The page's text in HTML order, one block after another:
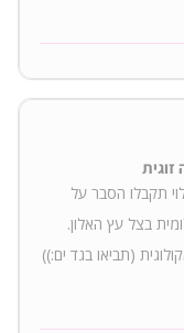
זוגית
תקבלו הסבר על
בצל עץ האלון.
(תביאו בגד ים:))